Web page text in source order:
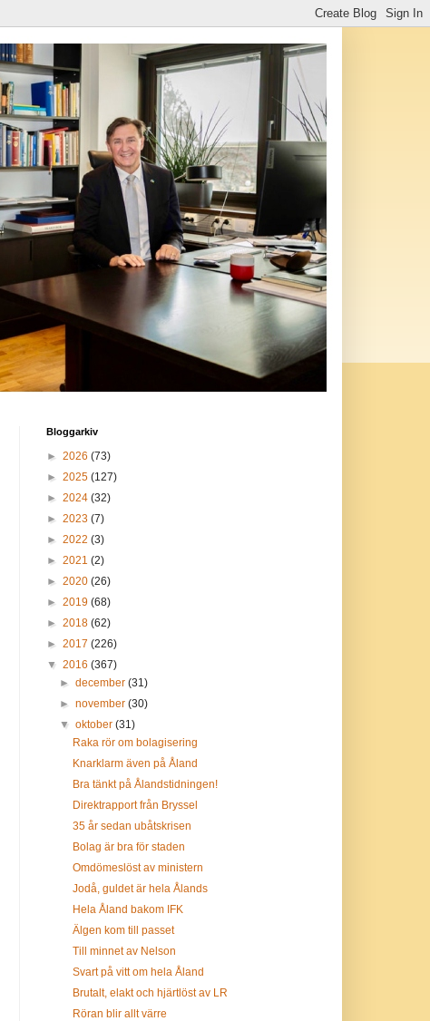
Bloggarkiv
► 2026 (73)
► 2025 (127)
► 2024 (32)
► 2023 (7)
► 2022 (3)
► 2021 (2)
► 2020 (26)
► 2019 (68)
► 2018 (62)
► 2017 (226)
▼ 2016 (367)
► december (31)
► november (30)
▼ oktober (31)
Raka rör om bolagisering
Knarklarm även på Åland
Bra tänkt på Ålandstidningen!
Direktrapport från Bryssel
35 år sedan ubåtskrisen
Bolag är bra för staden
Omdömeslöst av ministern
Jodå, guldet är hela Ålands
Hela Åland bakom IFK
Älgen kom till passet
Till minnet av Nelson
Svart på vitt om hela Åland
Brutalt, elakt och hjärtlöst av LR
Röran blir allt värre